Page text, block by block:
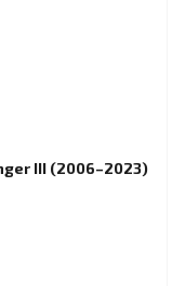
III (2006–2023)